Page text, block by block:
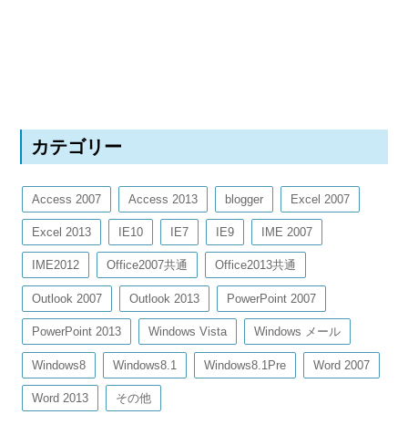
カテゴリー
Access 2007 Access 2013 blogger Excel 2007
Excel 2013 IE10 IE7 IE9 IME 2007
IME2012 Office2007共通 Office2013共通
Outlook 2007 Outlook 2013 PowerPoint 2007
PowerPoint 2013 Windows Vista Windows メール
Windows8 Windows8.1 Windows8.1Pre Word 2007
Word 2013 その他